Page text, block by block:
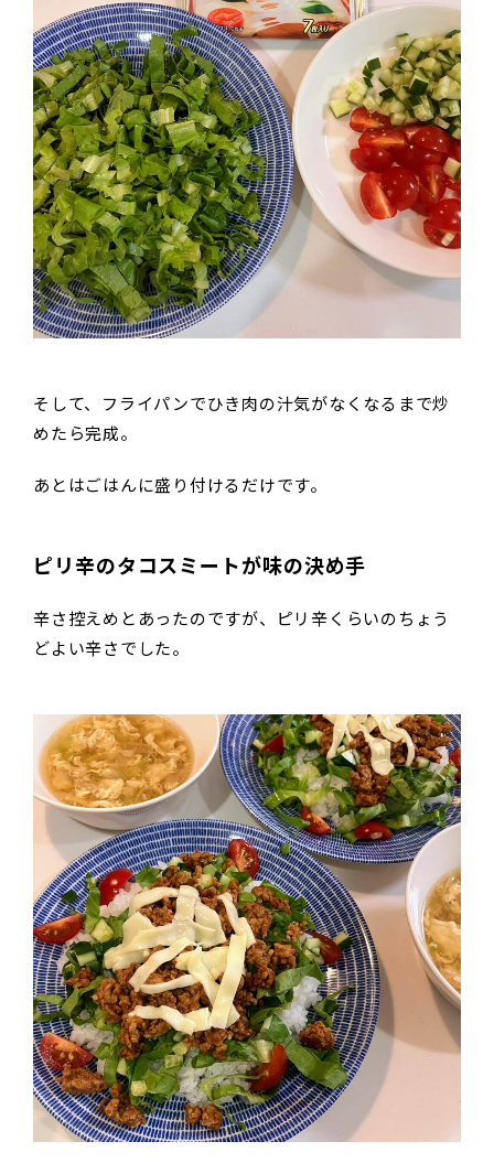
そして、フライパンでひき肉の汁気がなくなるまで炒
めたら完成。
あとはごはんに盛り付けるだけです。
ピリ辛のタコスミートが味の決め手
辛さ控えめとあったのですが、ピリ辛くらいのちょう
どよい辛さでした。